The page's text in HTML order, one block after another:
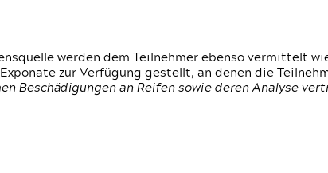
werden dem Teilnehmer ebenso vermittelt
zur Verfügung gestellt, an denen die
Beschädigungen an Reifen sowie deren Analyse